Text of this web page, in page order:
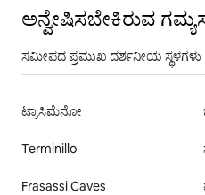
ಅನ್ವೇಷಿಸಬೇಕಿರುವ
ಸಮೀಪದ ಪ್ರಮುಖ ದರ್ಶನೀಯ ಸ್ಥಳಗಳು
ಟ್ರಾಸಿಮೆನೋ
Terminillo
Frasassi Caves